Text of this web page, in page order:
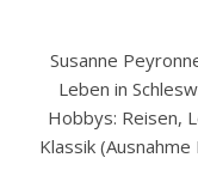
Susanne
Leben in
Hobbys: Reisen,
Klassik